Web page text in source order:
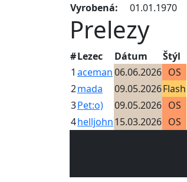
Vyrobená:
01.01.1970
Prelezy
#Lezec Dátum Štýl
1 aceman06.06.2026 OS
2mada 09.05.2026Flash
3Pet:o) 09.05.2026 OS
4helljohn15.03.2026 OS